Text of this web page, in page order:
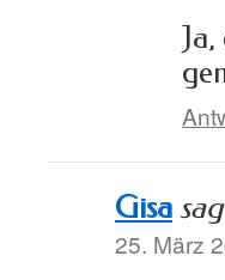
Gisa
25. März